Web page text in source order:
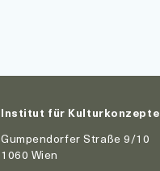
Institut für Kulturkonzepte
Gumpendorfer Straße 9/10
1060 Wien